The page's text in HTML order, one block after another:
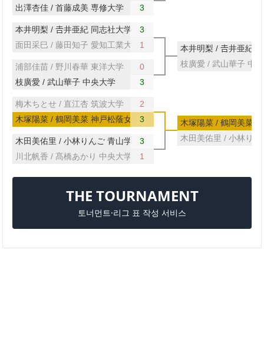
出澤杏佳 / 首藤成美 専修大学
3
本井明梨 / 𠮷井亜紀 同志社大学
3
面田采巳 / 藤田知子 愛知工業大学 1
浦部佳苗 / 野川春華 東洋大学
0
枝廣愛 / 武山華子 中央大学
3
梅木ちとせ / 直江杏 筑波大学
2
木塚陽菜 / 鶴岡美菜 神戸松蔭女子学院大学
3
木田美佑里 / 小林りんご 青山学院大学
3
川北帆香 / 髙橋あかり 中央大学
1
本井明梨 / 𠮷井亜紀
枝廣愛 / 武山華子 中
木塚陽菜 / 鶴岡美菜
木田美佑里 / 小林り
THE TOURNAMENT
토너먼트·리그 표 작성 서비스